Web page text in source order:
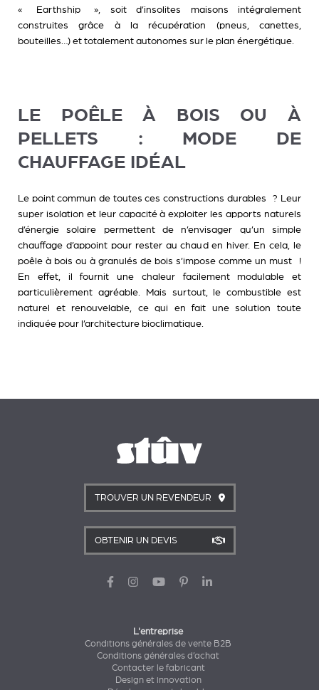
« Earthship », soit d’insolites maisons intégralement
construites grâce à la récupération (pneus, canettes,
bouteilles…) et totalement autonomes sur le plan énergétique.
LE POÊLE À BOIS OU À
PELLETS : MODE DE
CHAUFFAGE IDÉAL
Le point commun de toutes ces constructions durables ? Leur
super isolation et leur capacité à exploiter les apports naturels
d’énergie solaire permettent de n’envisager qu’un simple
chauffage d’appoint pour rester au chaud en hiver. En cela, le
poêle à bois ou à granulés de bois s’impose comme un must !
En effet, il fournit une chaleur facilement modulable et
particulièrement agréable. Mais surtout, le combustible est
naturel et renouvelable, ce qui en fait une solution toute
indiquée pour l’architecture bioclimatique.
TROUVER UN REVENDEUR
OBTENIR UN DEVIS
L'entreprise
Conditions générales de vente B2B
Conditions générales d’achat
Contacter le fabricant
Design et innovation